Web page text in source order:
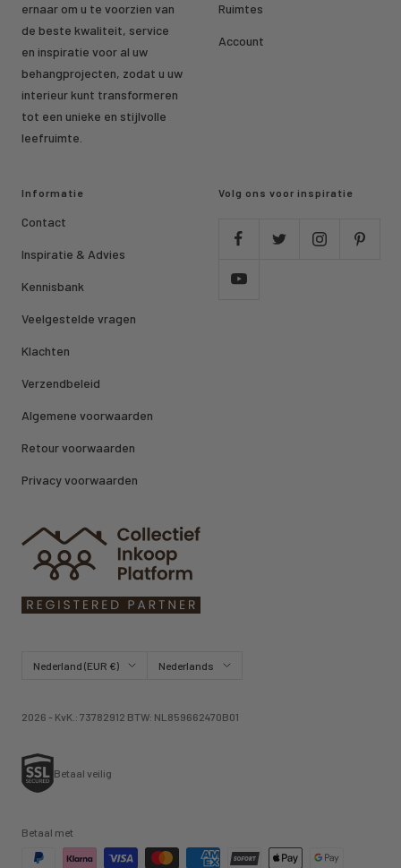
ernaar om u te voorzien van
de beste kwaliteit, service
en inspiratie voor al uw
behangprojecten, zodat u uw
interieur kunt transformeren
tot een unieke en stijlvolle
leefruimte.
Ruimtes
Account
Informatie
Contact
Inspiratie & Advies
Kennisbank
Veelgestelde vragen
Klachten
Verzendbeleid
Algemene voorwaarden
Retour voorwaarden
Privacy voorwaarden
Volg ons voor inspiratie
Land/regio Nederland (EUR €) TaalNederlands
2026 - KvK.: 73782912 BTW: NL859662470B01
Betaal veilig
Betaal met